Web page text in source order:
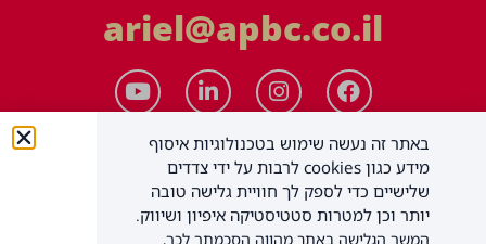
ariel@apbc.co.il
באתר זה נעשה שימוש בטכנולוגיות איסוף
מידע כגון cookies לרבות על ידי צדדים
שלישיים כדי לספק לך חוויית גלישה טובה
יותר וכן למטרות סטטיסטיקה איפיון ושיווק.
המשך הגלישה באתר מהווה הסכמתך לכך,